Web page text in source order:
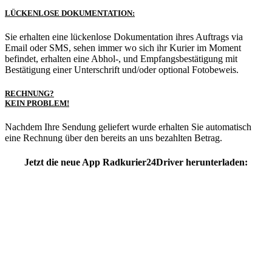
LÜCKENLOSE DOKUMENTATION:
Sie erhalten eine lückenlose Dokumentation ihres Auftrags via
Email oder SMS, sehen immer wo sich ihr Kurier im Moment
befindet, erhalten eine Abhol-, und Empfangsbestätigung mit
Bestätigung einer Unterschrift und/oder optional Fotobeweis.
RECHNUNG?
KEIN PROBLEM!
Nachdem Ihre Sendung geliefert wurde erhalten Sie automatisch
eine Rechnung über den bereits an uns bezahlten Betrag.
Jetzt die neue App Radkurier24Driver herunterladen: